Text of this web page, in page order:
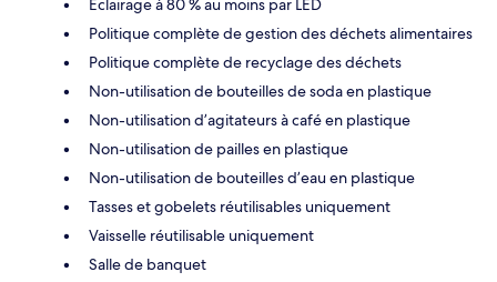
Éclairage à 80 % au moins par LED
Politique complète de gestion des déchets alimentaires
Politique complète de recyclage des déchets
Non-utilisation de bouteilles de soda en plastique
Non-utilisation d’agitateurs à café en plastique
Non-utilisation de pailles en plastique
Non-utilisation de bouteilles d’eau en plastique
Tasses et gobelets réutilisables uniquement
Vaisselle réutilisable uniquement
Salle de banquet